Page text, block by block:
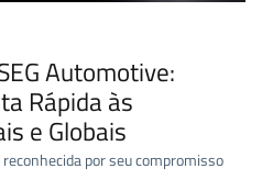
Automotive:
Rápida às
e Globais
por seu compromisso